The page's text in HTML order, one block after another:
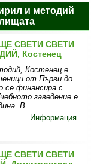
и методий
СВЕТИ СВЕТИ
Костенец
Костенец е
от Първи до
се финансира с
заведение е
В
Информация
СВЕТИ СВЕТИ